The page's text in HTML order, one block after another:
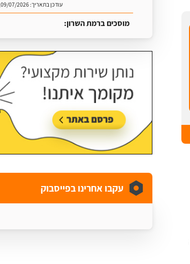
עודכן בתאריך:09/07/2026, בשעה 10:26
מוסכים ברמת השרון:
עודכן בתאריך:16/07/2026, בשעה 09:07
עקבו אחרינו בפייסבוק